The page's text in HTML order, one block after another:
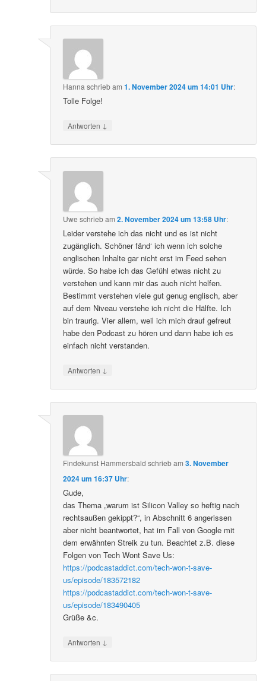
Hanna schriebam1. November 2024 um 14:01 Uhr:
Tolle Folge!
Antworten ↓
Uwe schriebam2. November 2024 um 13:58 Uhr:
Leider verstehe ich das nicht und es ist nicht
zugänglich. Schöner fänd‘ ich wenn ich solche
englischen Inhalte gar nicht erst im Feed sehen
würde. So habe ich das Gefühl etwas nicht zu
verstehen und kann mir das auch nicht helfen.
Bestimmt verstehen viele gut genug englisch, aber
auf dem Niveau verstehe ich nicht die Hälfte. Ich
bin traurig. Vier allem, weil ich mich drauf gefreut
habe den Podcast zu hören und dann habe ich es
einfach nicht verstanden.
Antworten ↓
Findekunst Hammersbald schriebam3. November
2024 um 16:37 Uhr:
Gude,
das Thema „warum ist Silicon Valley so heftig nach
rechtsaußen gekippt?“, in Abschnitt 6 angerissen
aber nicht beantwortet, hat im Fall von Google mit
dem erwähnten Streik zu tun. Beachtet z.B. diese
Folgen von Tech Wont Save Us:
https://podcastaddict.com/tech-won-t-save-
us/episode/183572182
https://podcastaddict.com/tech-won-t-save-
us/episode/183490405
Grüße &c.
Antworten ↓